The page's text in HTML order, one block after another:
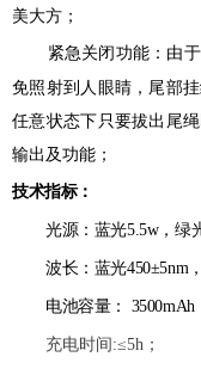
美大方；
紧急关闭功能：由
免照射到人眼睛，尾部
任意状态下只要拔出尾
输出及功能；
技术指标：
光源：蓝光5.5w，绿
波长：蓝光450±5nm
电池容量： 3500mAh
充电时间:≤5h；